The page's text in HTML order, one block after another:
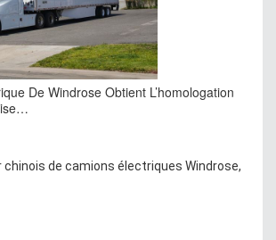
De Windrose Obtient L’homologation
de camions électriques Windrose,